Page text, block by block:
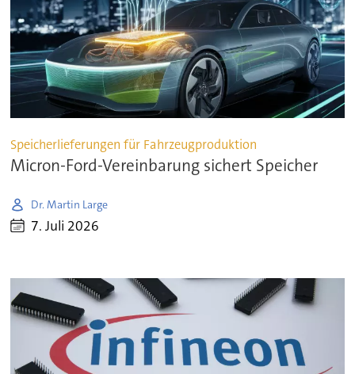
Speicherlieferungen für Fahrzeugproduktion
Micron-Ford-Vereinbarung sichert Speicher
Dr. Martin Large
7. Juli 2026